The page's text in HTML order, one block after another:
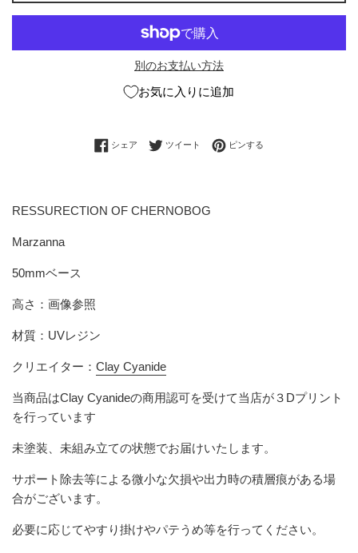
別のお支払い方法
お気に入りに追加
シェア Facebookでシェアする
ツイート Twitterに投稿する
ピンする
RESSURECTION OF CHERNOBOG
Marzanna
50mmベース
高さ：画像参照
材質：UVレジン
クリエイター： Clay Cyanide
当商品はClay Cyanideの商用認可を受けて当店が３Dプリント
を行っています
未塗装、未組み立ての状態でお届けいたします。
サポート除去等による微小な欠損や出力時の積層痕がある場
合がございます。
必要に応じてやすり掛けやパテうめ等を行ってください。